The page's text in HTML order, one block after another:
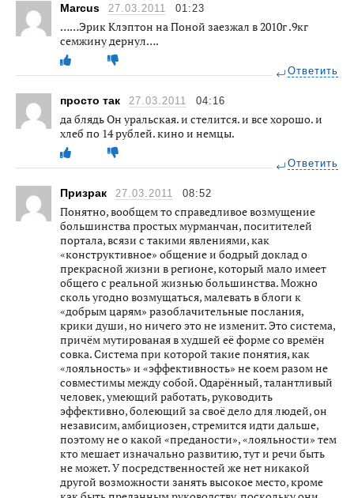
Marcus 27.03.2011 01:23
……Эрик Клэптон на Поной заезжал в 2010г .9кг
семжину дернул….
Ответить
просто так 27.03.2011 04:16
да блядь Он уральская. и стелится. и все хорошо. и
хлеб по 14 рублей. кино и немцы.
Ответить
Призрак 27.03.2011 08:52
Понятно, вообщем то справедливое возмущение
большинства простых мурманчан, поситителей
портала, всязи с такими явлениями, как
«конструктивное» общение и бодрый доклад о
прекрасной жизни в регионе, который мало имеет
общего с реальной жизнью большинства. Можно
сколь угодно возмущаться, малевать в блоги к
«добрым царям» разоблачительные послания,
крики души, но ничего это не изменит. Это система,
причём мутированая в худшей её форме со времён
совка. Система при которой такие понятия, как
«лояльность» и «эффективность» не коем разом не
совместимы между собой. Одарённый, талантливый
человек, умеющий работать, руководить
эффективно, болеющий за своё дело для людей, он
независим, амбициозен, стремится идти дальше,
поэтому не о какой «преданости», «лояльности» тем
кто мешает изначально развитию, тут и речи быть
не может. У посредственностей же нет никакой
другой возможности занять высокое место, кроме